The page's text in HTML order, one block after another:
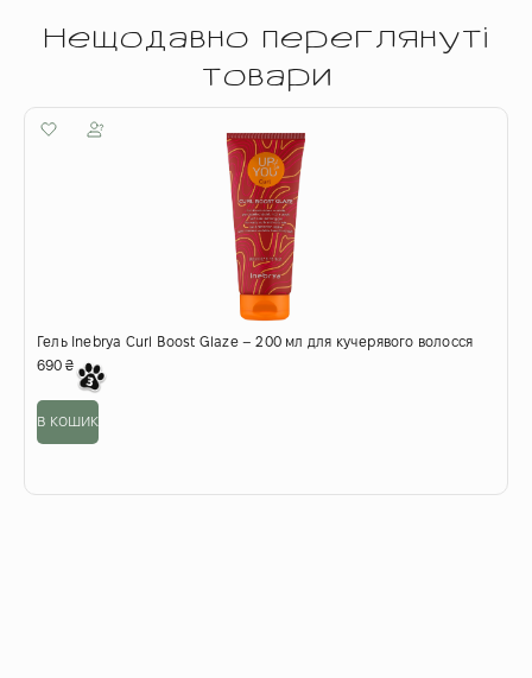
Нещодавно переглянуті
товари
Гель Inebrya Curl Boost Glaze – 200 мл для кучерявого волосся
690 ₴
в кошик